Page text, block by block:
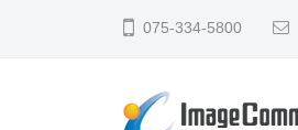
075-334-5800
ジ
ミ